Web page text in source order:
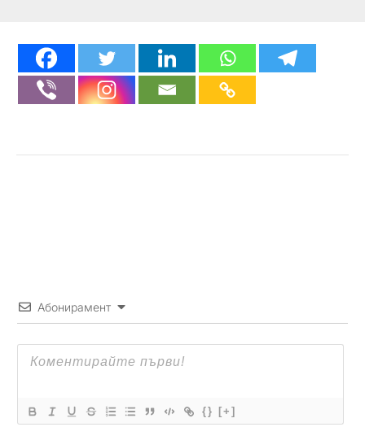
Абонирамент
{} [+]